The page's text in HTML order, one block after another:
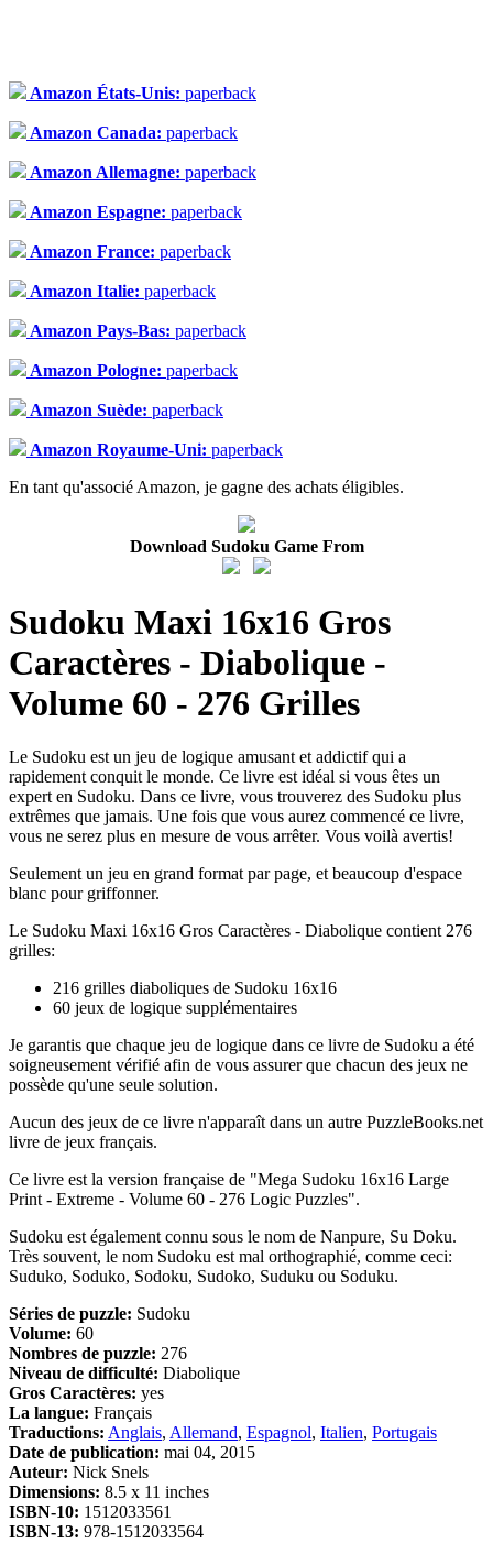
Amazon États-Unis: paperback
Amazon Canada: paperback
Amazon Allemagne: paperback
Amazon Espagne: paperback
Amazon France: paperback
Amazon Italie: paperback
Amazon Pays-Bas: paperback
Amazon Pologne: paperback
Amazon Suède: paperback
Amazon Royaume-Uni: paperback
En tant qu'associé Amazon, je gagne des achats éligibles.
Download Sudoku Game From
Sudoku Maxi 16x16 Gros
Caractères - Diabolique -
Volume 60 - 276 Grilles
Le Sudoku est un jeu de logique amusant et addictif qui a
rapidement conquit le monde. Ce livre est idéal si vous êtes un
expert en Sudoku. Dans ce livre, vous trouverez des Sudoku plus
extrêmes que jamais. Une fois que vous aurez commencé ce livre,
vous ne serez plus en mesure de vous arrêter. Vous voilà avertis!
Seulement un jeu en grand format par page, et beaucoup d'espace
blanc pour griffonner.
Le Sudoku Maxi 16x16 Gros Caractères - Diabolique contient 276
grilles:
216 grilles diaboliques de Sudoku 16x16
60 jeux de logique supplémentaires
Je garantis que chaque jeu de logique dans ce livre de Sudoku a été
soigneusement vérifié afin de vous assurer que chacun des jeux ne
possède qu'une seule solution.
Aucun des jeux de ce livre n'apparaît dans un autre PuzzleBooks.net
livre de jeux français.
Ce livre est la version française de "Mega Sudoku 16x16 Large
Print - Extreme - Volume 60 - 276 Logic Puzzles".
Sudoku est également connu sous le nom de Nanpure, Su Doku.
Très souvent, le nom Sudoku est mal orthographié, comme ceci:
Suduko, Soduko, Sodoku, Sudoko, Suduku ou Soduku.
Séries de puzzle: Sudoku
Volume: 60
Nombres de puzzle: 276
Niveau de difficulté: Diabolique
Gros Caractères: yes
La langue: Français
Traductions: Anglais, Allemand, Espagnol, Italien, Portugais
Date de publication: mai 04, 2015
Auteur: Nick Snels
Dimensions: 8.5 x 11 inches
ISBN-10: 1512033561
ISBN-13: 978-1512033564